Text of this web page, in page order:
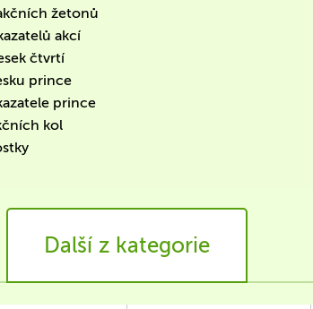
žetonů
akcí
čtvrtí
prince
prince
kol
Další z kategorie